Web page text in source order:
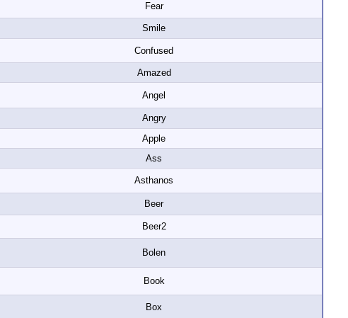
Fear
Smile
Confused
Amazed
Angel
Angry
Apple
Ass
Asthanos
Beer
Beer2
Bolen
Book
Box